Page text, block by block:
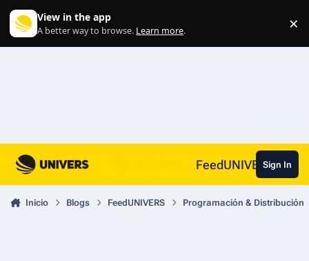
View in the app
A better way to browse. Learn more. ×
FeedUNIVERSSign In
Inicio Blogs FeedUNIVERS Programación & Distribución